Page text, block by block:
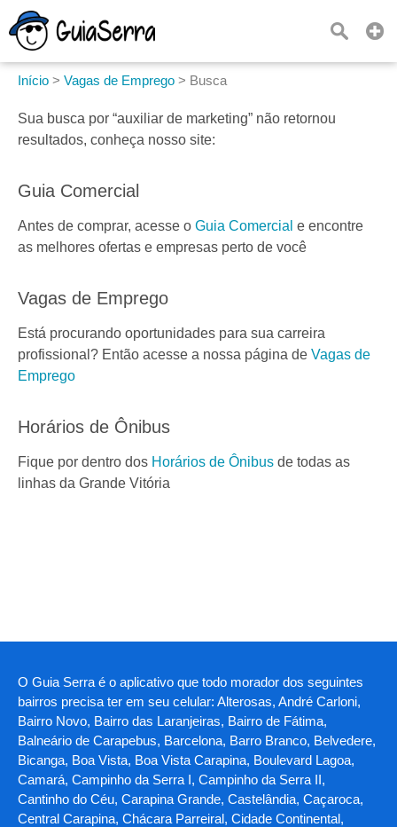
Início > Vagas de Emprego > Busca
Sua busca por “auxiliar de marketing” não retornou
resultados, conheça nosso site:
Guia Comercial
Antes de comprar, acesse o Guia Comercial e encontre
as melhores ofertas e empresas perto de você
Vagas de Emprego
Está procurando oportunidades para sua carreira
profissional? Então acesse a nossa página de Vagas de
Emprego
Horários de Ônibus
Fique por dentro dos Horários de Ônibus de todas as
linhas da Grande Vitória
O Guia Serra é o aplicativo que todo morador dos seguintes
bairros precisa ter em seu celular: Alterosas, André Carloni,
Bairro Novo, Bairro das Laranjeiras, Bairro de Fátima,
Balneário de Carapebus, Barcelona, Barro Branco, Belvedere,
Bicanga, Boa Vista, Boa Vista Carapina, Boulevard Lagoa,
Camará, Campinho da Serra I, Campinho da Serra II,
Cantinho do Céu, Carapina Grande, Castelândia, Caçaroca,
Central Carapina, Chácara Parreiral, Cidade Continental,